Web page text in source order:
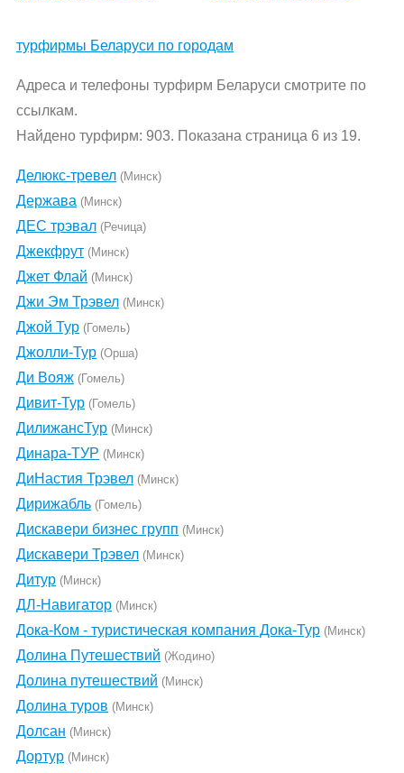
турфирмы Беларуси по городам
Адреса и телефоны турфирм Беларуси смотрите по
ссылкам.
Найдено турфирм: 903. Показана страница 6 из 19.
Делюкс-тревел (Минск)
Держава (Минск)
ДЕС трэвал (Речица)
Джекфрут (Минск)
Джет Флай (Минск)
Джи Эм Трэвел (Минск)
Джой Тур (Гомель)
Джолли-Тур (Орша)
Ди Вояж (Гомель)
Дивит-Тур (Гомель)
ДилижансТур (Минск)
Динара-ТУР (Минск)
ДиНастия Трэвел (Минск)
Дирижабль (Гомель)
Дискавери бизнес групп (Минск)
Дискавери Трэвел (Минск)
Дитур (Минск)
ДЛ-Навигатор (Минск)
Дока-Ком - туристическая компания Дока-Тур (Минск)
Долина Путешествий (Жодино)
Долина путешествий (Минск)
Долина туров (Минск)
Долсан (Минск)
Дортур (Минск)